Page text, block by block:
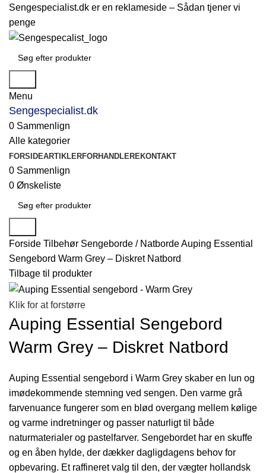
Sengespecialist.dk er en reklameside – Sådan tjener vi
penge
Menu
Sengespecialist.dk
0 Sammenlign
Alle kategorier
FORSIDEARTIKLERFORHANDLEREKONTAKT
0 Sammenlign
0 Ønskeliste
Forside Tilbehør Sengeborde / NatbordeAuping Essential
Sengebord Warm Grey – Diskret Natbord
Tilbage til produkter
Klik for at forstørre
Auping Essential Sengebord
Warm Grey – Diskret Natbord
Auping Essential sengebord i Warm Grey skaber en lun og
imødekommende stemning ved sengen. Den varme grå
farvenuance fungerer som en blød overgang mellem kølige
og varme indretninger og passer naturligt til både
naturmaterialer og pastelfarver. Sengebordet har en skuffe
og en åben hylde, der dækker dagligdagens behov for
opbevaring. Et raffineret valg til den, der vægter hollandsk